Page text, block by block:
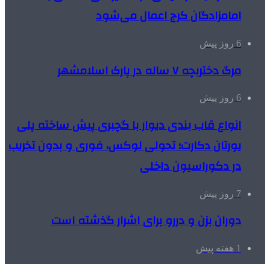
امامزادگان کرج اعمال می‌شود
6 روز پیش
مرگ دختربچه ۷ ساله در پارک اسلامشهر
6 روز پیش
انواع قاب بندی دیوار با گچبری پیش ساخته پلی
یورتان دکارت؛ تحولی لوکس، فوری و بدون تخریب
در دکوراسیون داخلی
7 روز پیش
دوران بزن و دررو برای اشرار گذشته است
1 هفته پیش